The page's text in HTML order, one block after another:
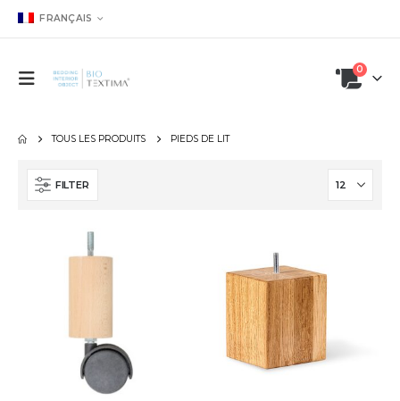
FRANÇAIS
0
TOUS LES PRODUITS PIEDS DE LIT
FILTER